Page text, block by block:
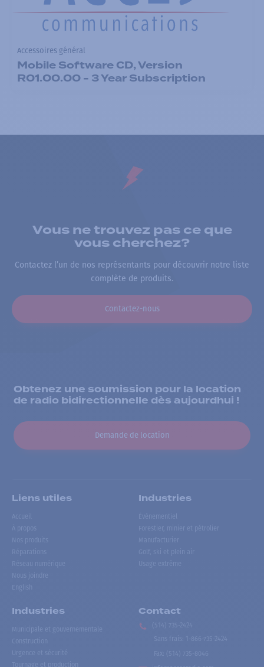
Accessoires général
Mobile Software CD, Version
R01.00.00 - 3 Year Subscription
Vous ne trouvez pas ce que
vous cherchez?
Contactez l’un de nos représentants pour découvrir notre liste
complète de produits.
Contactez-nous
Obtenez une soumission pour la location
de radio bidirectionnelle dès aujourdhui !
Demande de location
Liens utiles
Accueil
À propos
Nos produits
Réparations
Réseau numérique
Nous joindre
English
Industries
Événementiel
Forestier, minier et pétrolier
Manufacturier
Golf, ski et plein air
Usage extrême
Industries
Municipale et gouvernementale
Construction
Urgence et sécurité
Tournage et production
Contact
(514) 735-2424
Sans frais
1-866-735-2424
Fax:
(514) 735-8046